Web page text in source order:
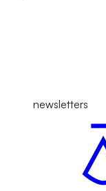
newsletters